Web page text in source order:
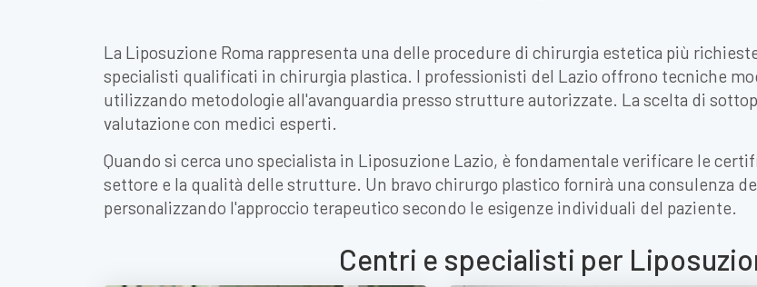
La Liposuzione Roma rappresenta una delle procedure di chirurgia estetica più
specialisti qualificati in chirurgia plastica. I professionisti del Lazio offrono tecniche
utilizzando metodologie all'avanguardia presso strutture autorizzate. La scelta di
valutazione con medici esperti.
Quando si cerca uno specialista in Liposuzione Lazio, è fondamentale verificare le
settore e la qualità delle strutture. Un bravo chirurgo plastico fornirà una consulenza
personalizzando l'approccio terapeutico secondo le esigenze individuali del paziente.
Centri e specialisti per